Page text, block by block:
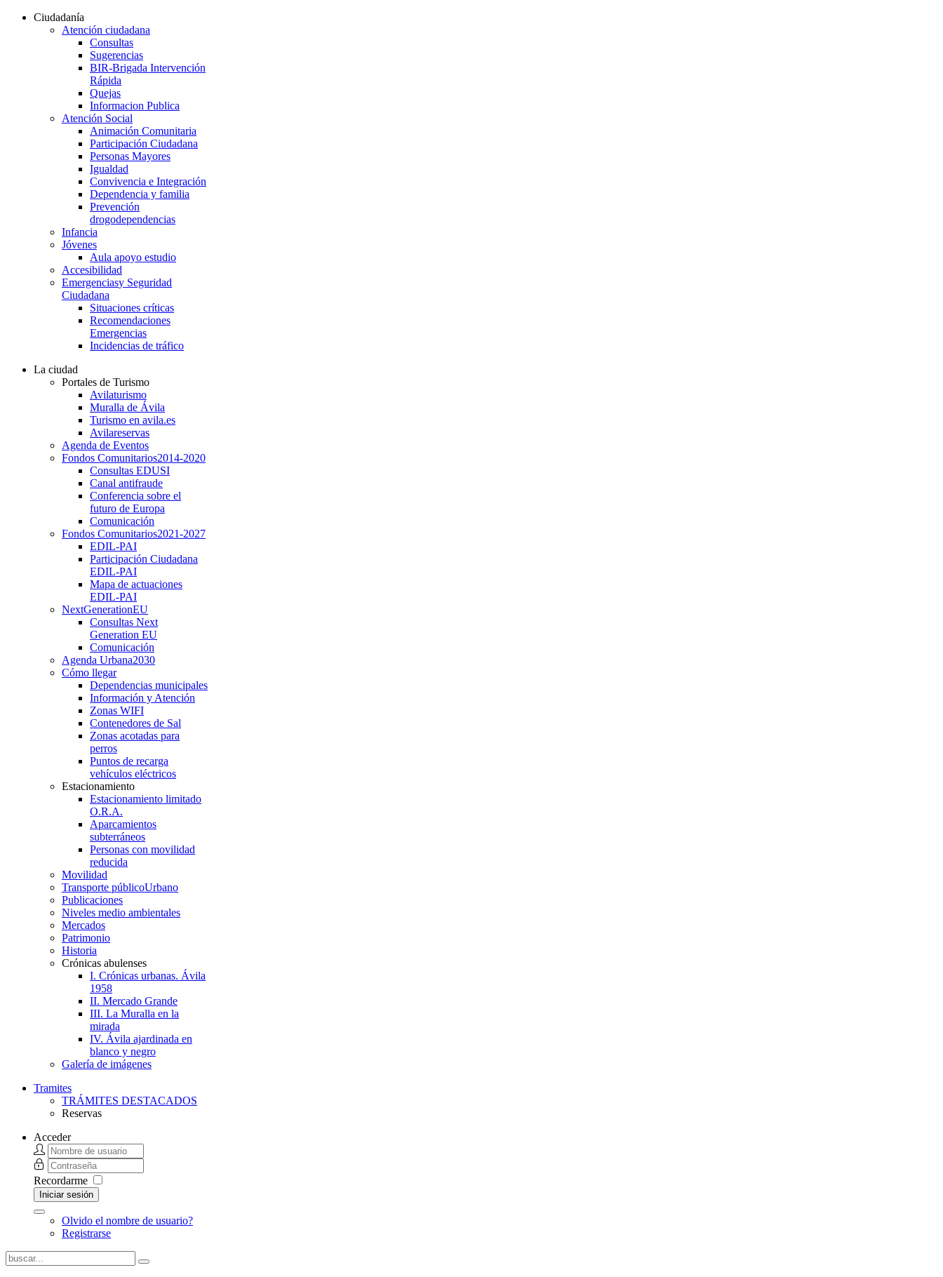
Ciudadanía
Atención ciudadana
Consultas
Sugerencias
BIR-Brigada Intervención
Rápida
Quejas
Informacion Publica
Atención Social
Animación Comunitaria
Participación Ciudadana
Personas Mayores
Igualdad
Convivencia e Integración
Dependencia y familia
Prevención
drogodependencias
Infancia
Jóvenes
Aula apoyo estudio
Accesibilidad
Emergenciasy Seguridad
Ciudadana
Situaciones críticas
Recomendaciones
Emergencias
Incidencias de tráfico
La ciudad
Portales de Turismo
Avilaturismo
Muralla de Ávila
Turismo en avila.es
Avilareservas
Agenda de Eventos
Fondos Comunitarios2014-2020
Consultas EDUSI
Canal antifraude
Conferencia sobre el
futuro de Europa
Comunicación
Fondos Comunitarios2021-2027
EDIL-PAI
Participación Ciudadana
EDIL-PAI
Mapa de actuaciones
EDIL-PAI
NextGenerationEU
Consultas Next
Generation EU
Comunicación
Agenda Urbana2030
Cómo llegar
Dependencias municipales
Información y Atención
Zonas WIFI
Contenedores de Sal
Zonas acotadas para
perros
Puntos de recarga
vehículos eléctricos
Estacionamiento
Estacionamiento limitado
O.R.A.
Aparcamientos
subterráneos
Personas con movilidad
reducida
Movilidad
Transporte públicoUrbano
Publicaciones
Niveles medio ambientales
Mercados
Patrimonio
Historia
Crónicas abulenses
I. Crónicas urbanas. Ávila
1958
II. Mercado Grande
III. La Muralla en la
mirada
IV. Ávila ajardinada en
blanco y negro
Galería de imágenes
Tramites
TRÁMITES DESTACADOS
Reservas
Acceder
Recordarme
Iniciar sesión
Olvido el nombre de usuario?
Registrarse